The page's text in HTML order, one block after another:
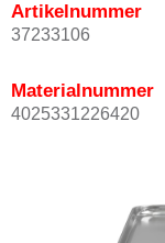
Artikelnummer
37233106
Materialnummer
4025331226420